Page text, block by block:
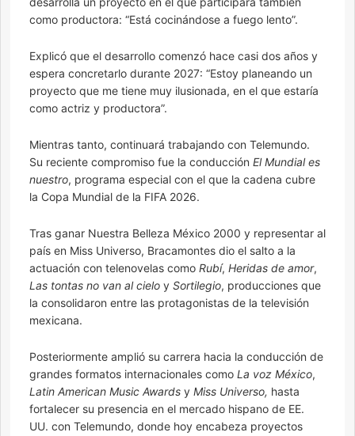
como productora: “Está cocinándose a fuego lento”.
Explicó que el desarrollo comenzó hace casi dos años y
espera concretarlo durante 2027: “Estoy planeando un
proyecto que me tiene muy ilusionada, en el que estaría
como actriz y productora”.
Mientras tanto, continuará trabajando con Telemundo.
Su reciente compromiso fue la conducción El Mundial es
nuestro, programa especial con el que la cadena cubre
la Copa Mundial de la FIFA 2026.
Tras ganar Nuestra Belleza México 2000 y representar al
país en Miss Universo, Bracamontes dio el salto a la
actuación con telenovelas como Rubí, Heridas de amor,
Las tontas no van al cielo y Sortilegio, producciones que
la consolidaron entre las protagonistas de la televisión
mexicana.
Posteriormente amplió su carrera hacia la conducción de
grandes formatos internacionales como La voz México,
Latin American Music Awards y Miss Universo, hasta
fortalecer su presencia en el mercado hispano de EE.
UU. con Telemundo, donde hoy encabeza proyectos